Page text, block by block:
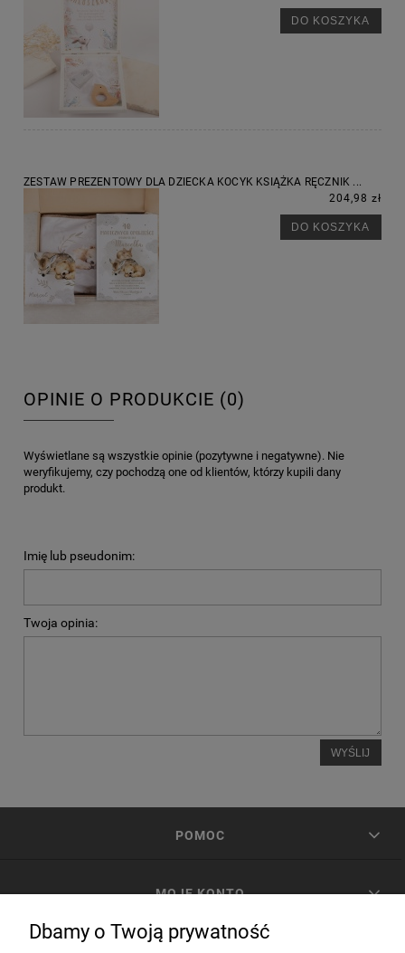
DO KOSZYKA
ZESTAW PREZENTOWY DLA DZIECKA KOCYK KSIĄŻKA RĘCZNIK ...
204,98 zł
DO KOSZYKA
OPINIE O PRODUKCIE (0)
Wyświetlane są wszystkie opinie (pozytywne i negatywne). Nie
weryfikujemy, czy pochodzą one od klientów, którzy kupili dany
produkt.
Imię lub pseudonim:
Twoja opinia:
WYŚLIJ
POMOC
MOJE KONTO
Dbamy o Twoją prywatność